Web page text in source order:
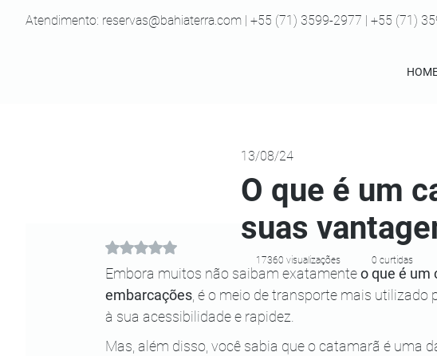
Atendimento: reservas@bahiaterra.com | +55 (71) 3599-2977 | +55 (71)
Avaliado com NaN de 5 estrelas.
Embora muitos não saibam exatamente o que é um
embarcações , é o meio de transporte mais utilizado
à sua acessibilidade e rapidez.
Mas, além disso, você sabia que o catamarã é uma
17360 visualizações 0 curtidas
O que é um
suas
13/08/24